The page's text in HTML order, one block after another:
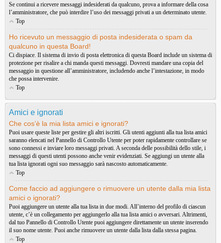
Se continui a ricevere messaggi indesiderati da qualcuno, prova a informare della cosa
l’amministratore, che può interdire l’uso dei messaggi privati a un determinato utente.
Top
Ho ricevuto un messaggio di posta indesiderata o spam da
qualcuno in questa Board!
Ci dispiace. Il sistema di invio di posta elettronica di questa Board include un sistema di
protezione per risalire a chi manda questi messaggi. Dovresti mandare una copia del
messaggio in questione all’amministratore, includendo anche l’intestazione, in modo
che possa intervenire.
Top
Amici e ignorati
Che cos’è la mia lista amici e ignorati?
Puoi usare queste liste per gestire gli altri iscritti. Gli utenti aggiunti alla tua lista amici
saranno elencati nel Pannello di Controllo Utente per poter rapidamente controllare se
sono connessi e inviare loro messaggi privati. A seconda delle possibilità dello stile, i
messaggi di questi utenti possono anche venir evidenziati. Se aggiungi un utente alla
tua lista ignorati ogni suo messaggio sarà nascosto automaticamente.
Top
Come faccio ad aggiungere o rimuovere un utente dalla mia lista
amici o ignorati?
Puoi aggiungere un utente alla tua lista in due modi. All’interno del profilo di ciascun
utente, c’è un collegamento per aggiungerlo alla tua lista amici o avversari. Altrimenti,
dal tuo Pannello di Controllo Utente puoi aggiungere direttamente un utente inserendo
il suo nome utente. Puoi anche rimuovere un utente dalla lista dalla stessa pagina.
Top